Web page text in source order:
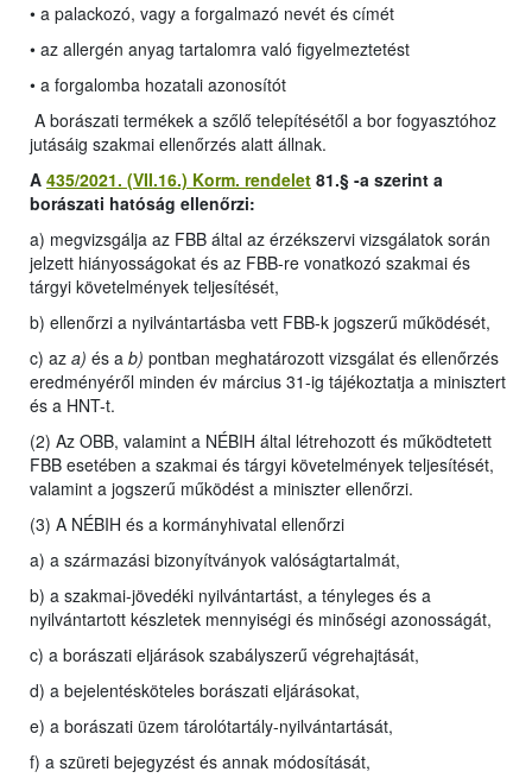
• a palackozó, vagy a forgalmazó nevét és címét
• az allergén anyag tartalomra való figyelmeztetést
• a forgalomba hozatali azonosítót
A borászati termékek a szőlő telepítésétől a bor fogyasztóhoz
jutásáig szakmai ellenőrzés alatt állnak.
A 435/2021. (VII.16.) Korm. rendelet 81.§ -a szerint a
borászati hatóság ellenőrzi:
a) megvizsgálja az FBB által az érzékszervi vizsgálatok során
jelzett hiányosságokat és az FBB-re vonatkozó szakmai és
tárgyi követelmények teljesítését,
b) ellenőrzi a nyilvántartásba vett FBB-k jogszerű működését,
c) az a) és a b) pontban meghatározott vizsgálat és ellenőrzés
eredményéről minden év március 31-ig tájékoztatja a minisztert
és a HNT-t.
(2) Az OBB, valamint a NÉBIH által létrehozott és működtetett
FBB esetében a szakmai és tárgyi követelmények teljesítését,
valamint a jogszerű működést a miniszter ellenőrzi.
(3) A NÉBIH és a kormányhivatal ellenőrzi
a) a származási bizonyítványok valóságtartalmát,
b) a szakmai-jövedéki nyilvántartást, a tényleges és a
nyilvántartott készletek mennyiségi és minőségi azonosságát,
c) a borászati eljárások szabályszerű végrehajtását,
d) a bejelentésköteles borászati eljárásokat,
e) a borászati üzem tárolótartály-nyilvántartását,
f) a szüreti bejegyzést és annak módosítását,